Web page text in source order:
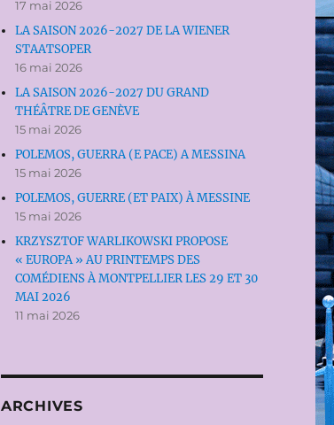
17 mai 2026
LA SAISON 2026-2027 DE LA WIENER
STAATSOPER
16 mai 2026
LA SAISON 2026-2027 DU GRAND
THÉÂTRE DE GENÈVE
15 mai 2026
POLEMOS, GUERRA (E PACE) A MESSINA
15 mai 2026
POLEMOS, GUERRE (ET PAIX) À MESSINE
15 mai 2026
KRZYSZTOF WARLIKOWSKI PROPOSE
« EUROPA » AU PRINTEMPS DES
COMÉDIENS À MONTPELLIER LES 29 ET 30
MAI 2026
11 mai 2026
ARCHIVES